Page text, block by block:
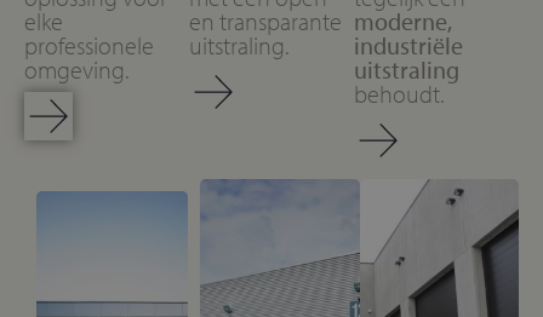
elke
professionele
omgeving.
en transparante
uitstraling.
moderne,
industriële
uitstraling
behoudt.